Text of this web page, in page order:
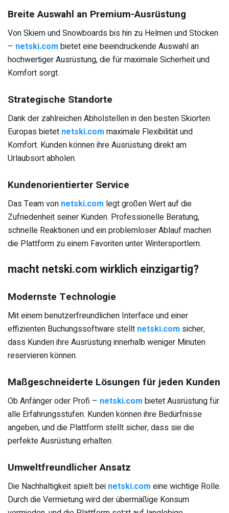
Breite Auswahl an Premium-Ausrüstung
Von Skiern und Snowboards bis hin zu Helmen und Stöcken
– netski.com bietet eine beeindruckende Auswahl an
hochwertiger Ausrüstung, die für maximale Sicherheit und
Komfort sorgt.
Strategische Standorte
Dank der zahlreichen Abholstellen in den besten Skiorten
Europas bietet netski.com maximale Flexibilität und
Komfort. Kunden können ihre Ausrüstung direkt am
Urlaubsort abholen.
Kundenorientierter Service
Das Team von netski.com legt großen Wert auf die
Zufriedenheit seiner Kunden. Professionelle Beratung,
schnelle Reaktionen und ein problemloser Ablauf machen
die Plattform zu einem Favoriten unter Wintersportlern.
macht netski.com wirklich einzigartig?
Modernste Technologie
Mit einem benutzerfreundlichen Interface und einer
effizienten Buchungssoftware stellt netski.com sicher,
dass Kunden ihre Ausrüstung innerhalb weniger Minuten
reservieren können.
Maßgeschneiderte Lösungen für jeden Kunden
Ob Anfänger oder Profi – netski.com bietet Ausrüstung für
alle Erfahrungsstufen. Kunden können ihre Bedürfnisse
angeben, und die Plattform stellt sicher, dass sie die
perfekte Ausrüstung erhalten.
Umweltfreundlicher Ansatz
Die Nachhaltigkeit spielt bei netski.com eine wichtige Rolle.
Durch die Vermietung wird der übermäßige Konsum